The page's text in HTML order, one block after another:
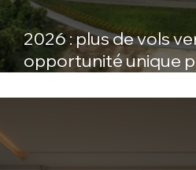
2026 : plus de vols
opportunité unique